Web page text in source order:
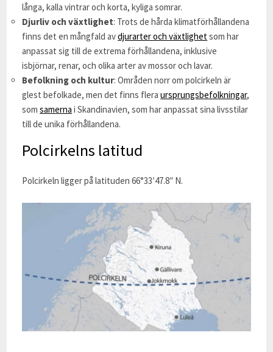
långa, kalla vintrar och korta, kyliga somrar.
Djurliv och växtlighet: Trots de hårda klimatförhållandena
finns det en mångfald avdjurarter och växtlighet som har
anpassat sig till de extrema förhållandena, inklusive
isbjörnar, renar, och olika arter av mossor och lavar.
Befolkning och kultur: Områden norr om polcirkeln är
glest befolkade, men det finns fleraursprungsbefolkningar,
somsamerna i Skandinavien, som har anpassat sina livsstilar
till de unika förhållandena.
Polcirkelns latitud
Polcirkeln ligger på latituden 66°33′47.8″ N.